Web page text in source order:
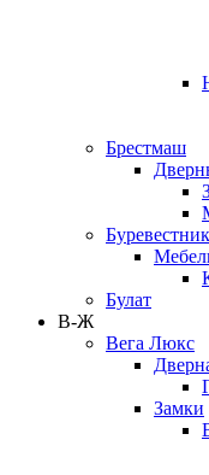
Брестмаш
Буревестник
Булат
В-Ж
Вега Люкс
Замки